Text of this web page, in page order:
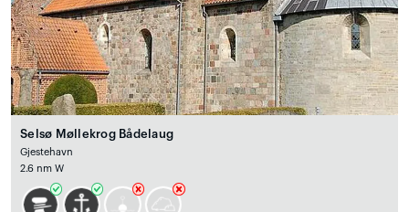
Selsø Møllekrog Bådelaug
Gjestehavn
2.6 nm W